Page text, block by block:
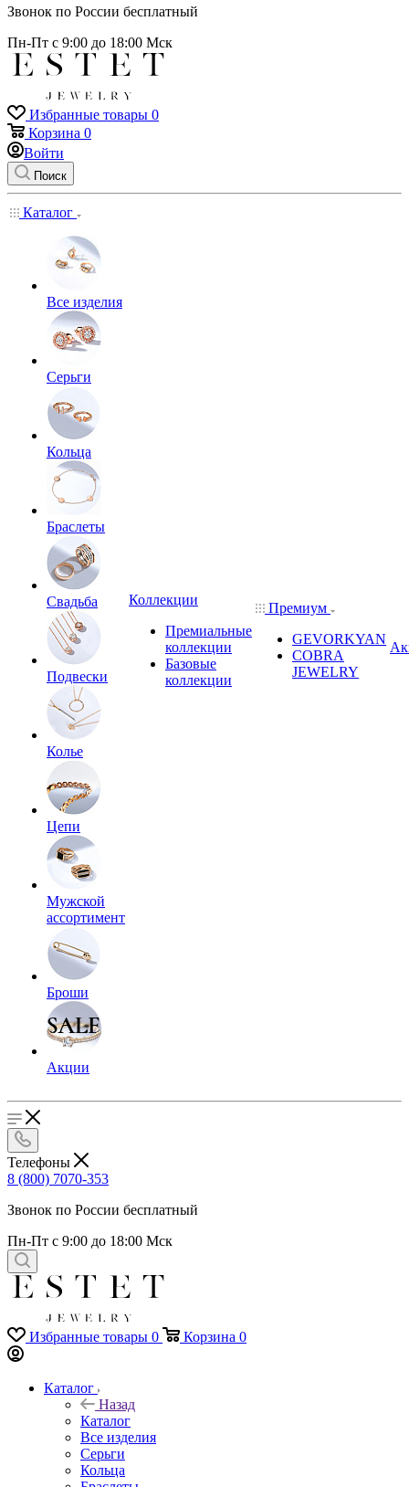
Звонок по России бесплатный
Пн-Пт с 9:00 до 18:00 Мск
Избранные товары 0
Корзина 0
Войти
Поиск
Каталог
Все изделия
Серьги
Кольца
Браслеты
Свадьба
Подвески
Колье
Цепи
Мужской
ассортимент
Броши
Акции
Коллекции
Премиальные
коллекции
Базовые
коллекции
Премиум
GEVORKYAN
COBRA
JEWELRY
Телефоны
8 (800) 7070-353
Звонок по России бесплатный
Пн-Пт с 9:00 до 18:00 Мск
Избранные товары 0 Корзина 0
Каталог
Назад
Каталог
Все изделия
Серьги
Кольца